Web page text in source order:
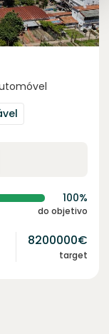
100%
do objetivo
8200000€
target